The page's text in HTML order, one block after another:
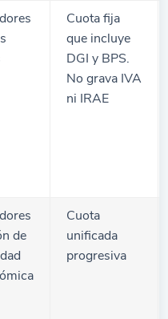
Cuota fija
que incluye
DGI y BPS.
No grava IVA
ni IRAE
de
Cuota
unificada
progresiva